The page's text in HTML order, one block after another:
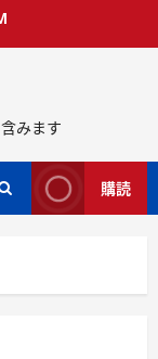
みます
購読